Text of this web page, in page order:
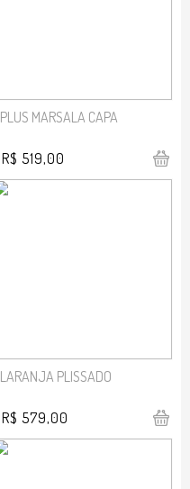
PLUS MARSALA CAPA
R$ 519,00
LARANJA PLISSADO
R$ 579,00